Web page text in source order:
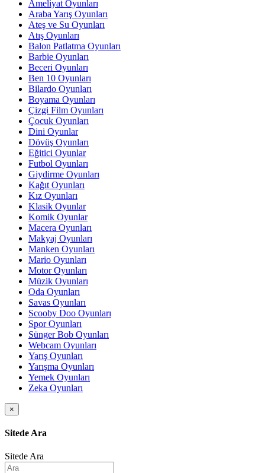
Ameliyat Oyunları
Araba Yarış Oyunları
Ateş ve Su Oyunları
Atış Oyunları
Balon Patlatma Oyunları
Barbie Oyunları
Beceri Oyunları
Ben 10 Oyunları
Bilardo Oyunları
Boyama Oyunları
Çizgi Film Oyunları
Çocuk Oyunları
Dini Oyunlar
Dövüş Oyunları
Eğitici Oyunlar
Futbol Oyunları
Giydirme Oyunları
Kağıt Oyunları
Kız Oyunları
Klasik Oyunlar
Komik Oyunlar
Macera Oyunları
Makyaj Oyunları
Manken Oyunları
Mario Oyunları
Motor Oyunları
Müzik Oyunları
Oda Oyunları
Savas Oyunları
Scooby Doo Oyunları
Spor Oyunları
Sünger Bob Oyunları
Webcam Oyunları
Yarış Oyunları
Yarışma Oyunları
Yemek Oyunları
Zeka Oyunları
×
Sitede Ara
Sitede Ara